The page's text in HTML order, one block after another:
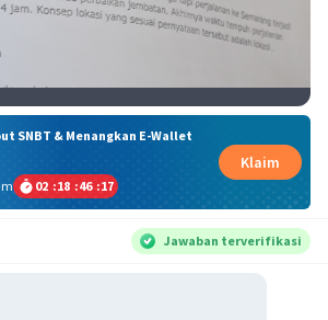
SNBT & Menangkan E-Wallet
02 :18 :46 :17
Klaim
Jawaban terverifikasi